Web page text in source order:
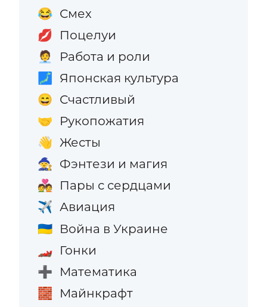
😂 Смех
💋 Поцелуи
🧑‍💼 Работа и роли
🗾 Японская культура
😄 Счастливый
🤝 Рукопожатия
👋 Жесты
🧙 Фэнтези и магия
💑 Пары с сердцами
✈️ Авиация
🇺🇦 Война в Украине
🏎️ Гонки
➕ Математика
🧱
Майнкрафт